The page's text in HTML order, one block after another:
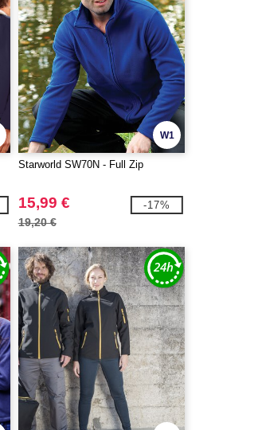
W1
Starworld SW70N - Full Zip
15,99 €
19,20 €
-17%